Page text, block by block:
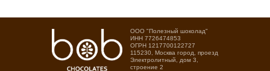
OOO "Полезный шоколад"
ИНН 7726474853
ОГРН 1217700122727
115230, Москва город, проезд
Электролитный, дом 3,
строение 2